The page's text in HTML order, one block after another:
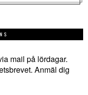
mail på lördagar.
Anmäl dig